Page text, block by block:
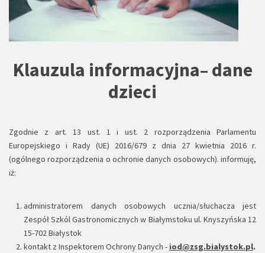
Klauzula informacyjna– dane
dzieci
Zgodnie z art. 13 ust. 1 i ust. 2 rozporządzenia Parlamentu
Europejskiego i Rady (UE) 2016/679 z dnia 27 kwietnia 2016 r.
(ogólnego rozporządzenia o ochronie danych osobowych). informuję,
iż:
administratorem danych osobowych ucznia/słuchacza jest
Zespół Szkól Gastronomicznych w Białymstoku ul. Knyszyńska 12
15-702 Białystok
kontakt z Inspektorem Ochrony Danych - iod@zsg.bialystok.pl.